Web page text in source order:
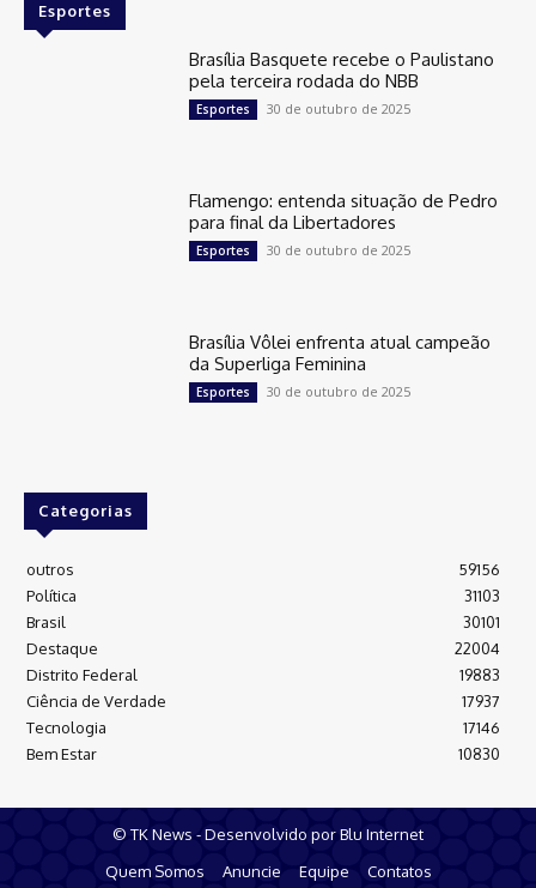
Esportes
Brasília Basquete recebe o Paulistano
pela terceira rodada do NBB
Esportes 30 de outubro de 2025
Flamengo: entenda situação de Pedro
para final da Libertadores
Esportes 30 de outubro de 2025
Brasília Vôlei enfrenta atual campeão
da Superliga Feminina
Esportes 30 de outubro de 2025
Categorias
outros
59156
Política
31103
Brasil
30101
Destaque
22004
Distrito Federal
19883
Ciência de Verdade
17937
Tecnologia
17146
Bem Estar
10830
© TK News - Desenvolvido por Blu Internet
Quem Somos
Anuncie Equipe Contatos